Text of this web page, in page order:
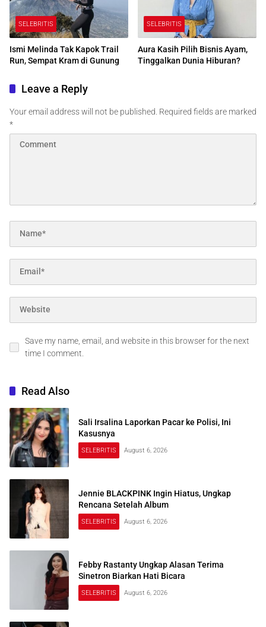
SELEBRITIS
Ismi Melinda Tak Kapok Trail
Run, Sempat Kram di Gunung
SELEBRITIS
Aura Kasih Pilih Bisnis Ayam,
Tinggalkan Dunia Hiburan?
Leave a Reply
Your email address will not be published. Required fields are marked
*
Save my name, email, and website in this browser for the next
time I comment.
Read Also
Sali Irsalina Laporkan Pacar ke Polisi, Ini
Kasusnya
SELEBRITIS August 6, 2026
Jennie BLACKPINK Ingin Hiatus, Ungkap
Rencana Setelah Album
SELEBRITIS August 6, 2026
Febby Rastanty Ungkap Alasan Terima
Sinetron Biarkan Hati Bicara
SELEBRITIS August 6, 2026